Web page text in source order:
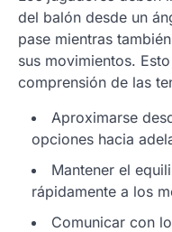
del balón desde un
pase mientras
sus movimientos.
comprensión de las
Aproximarse
opciones hacia
Mantener el
rápidamente a los
Comunicar con